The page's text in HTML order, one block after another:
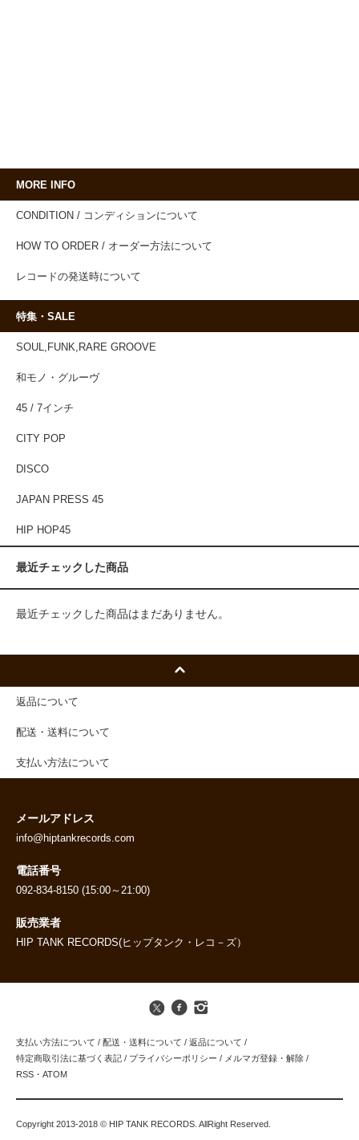
MORE INFO
CONDITION / コンディションについて
HOW TO ORDER / オーダー方法について
レコードの発送時について
特集・SALE
SOUL,FUNK,RARE GROOVE
和モノ・グルーヴ
45 / 7インチ
CITY POP
DISCO
JAPAN PRESS 45
HIP HOP45
最近チェックした商品
最近チェックした商品はまだありません。
返品について
配送・送料について
支払い方法について
メールアドレス
info@hiptankrecords.com
電話番号
092-834-8150 (15:00～21:00)
販売業者
HIP TANK RECORDS(ヒップタンク・レコ－ズ）
支払い方法について / 配送・送料について / 返品について /
特定商取引法に基づく表記 / プライバシーポリシー / メルマガ登録・解除 /
RSS ・ ATOM
Copyright 2013-2018 © HIP TANK RECORDS. AllRight Reserved.